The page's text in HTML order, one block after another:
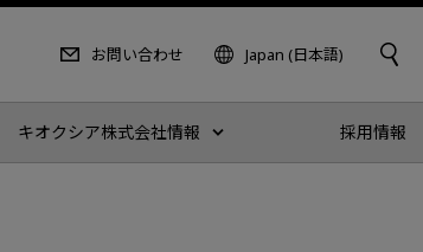
お問い合わせ Japan (日本語)
キオクシア株式会社情報 採用情報